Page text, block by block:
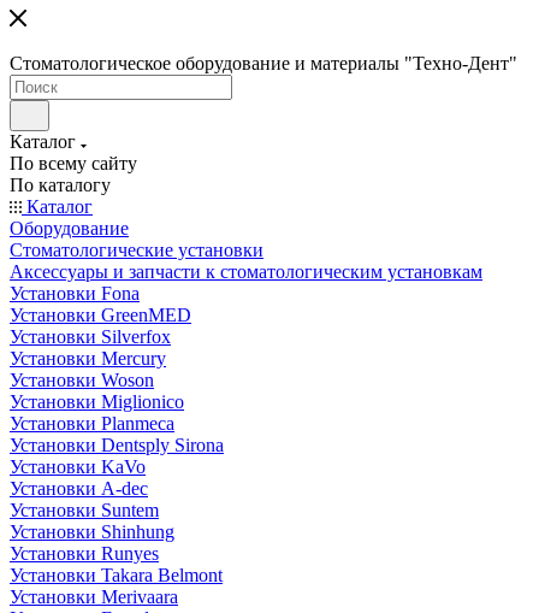
Стоматологическое оборудование и материалы "Техно-Дент"
Каталог
По всему сайту
По каталогу
Каталог
Оборудование
Стоматологические установки
Аксессуары и запчасти к стоматологическим установкам
Установки Fona
Установки GreenMED
Установки Silverfox
Установки Mercury
Установки Woson
Установки Miglionico
Установки Planmeca
Установки Dentsply Sirona
Установки KaVo
Установки A-dec
Установки Suntem
Установки Shinhung
Установки Runyes
Установки Takara Belmont
Установки Merivaara